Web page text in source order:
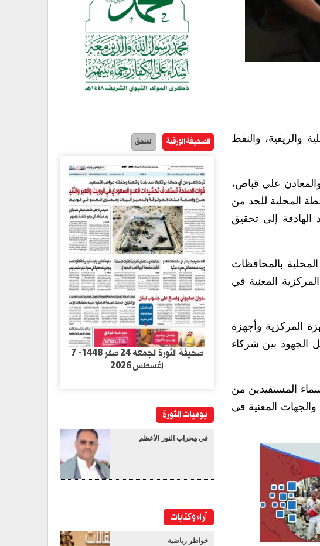
والريفية، والنفط
علي قباص،
المحلية للحد من
الهادفة إلى تحقيق
بالمحافظات
المعنية في
المركزية وأجهزة
الجهود بين شركاء
المستفيدين من
المعنية في
الصحيفة الورقية الملحق
صحيفة الثورة الجمعه 24 صفر 1448- 7
اغسطس 2026
يوميات الثورة
في مِحراب النور الأعظم
آراء وكتابات
خواطر رياضية